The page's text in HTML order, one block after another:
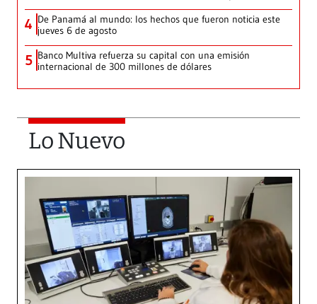
4 De Panamá al mundo: los hechos que fueron noticia este
jueves 6 de agosto
5 Banco Multiva refuerza su capital con una emisión
internacional de 300 millones de dólares
Lo Nuevo